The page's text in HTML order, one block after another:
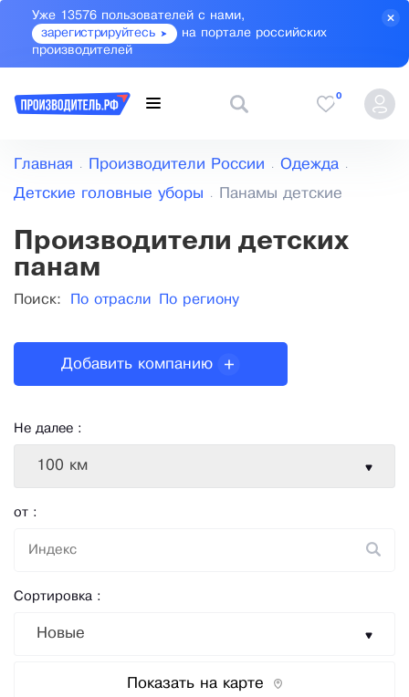
Уже 13576 пользователей с нами,
зарегистрируйтесь
на портале российских
производителей
0
Главная Производители России Одежда
Детские головные уборы Панамы детские
Производители детских
панам
Поиск: По отрасли По региону
Не далее :
100 км
от :
Сортировка :
Новые
Показать на карте
Добавить компанию